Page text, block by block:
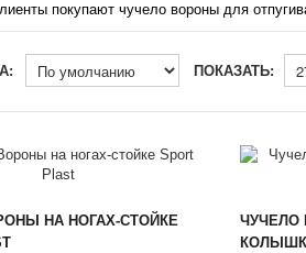
покупают чучело вороны для
ПОКАЗАТЬ:
НА НОГАХ-СТОЙКЕ
ЧУЧЕЛО